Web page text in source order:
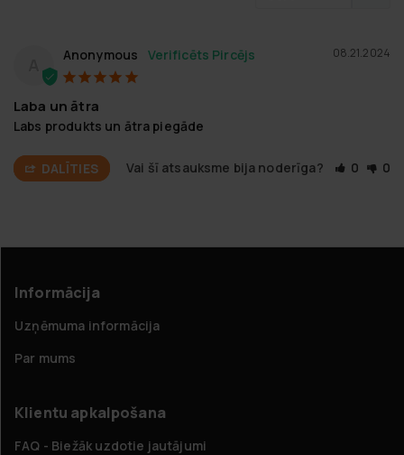
08.21.2024
Anonymous
Laba un ātra
Labs produkts un ātra piegāde
DALĪTIES Vai šī atsauksme bija noderīga? 0 0
Informācija
Uzņēmuma informācija
Par mums
Klientu apkalpošana
FAQ - Biežāk uzdotie jautājumi